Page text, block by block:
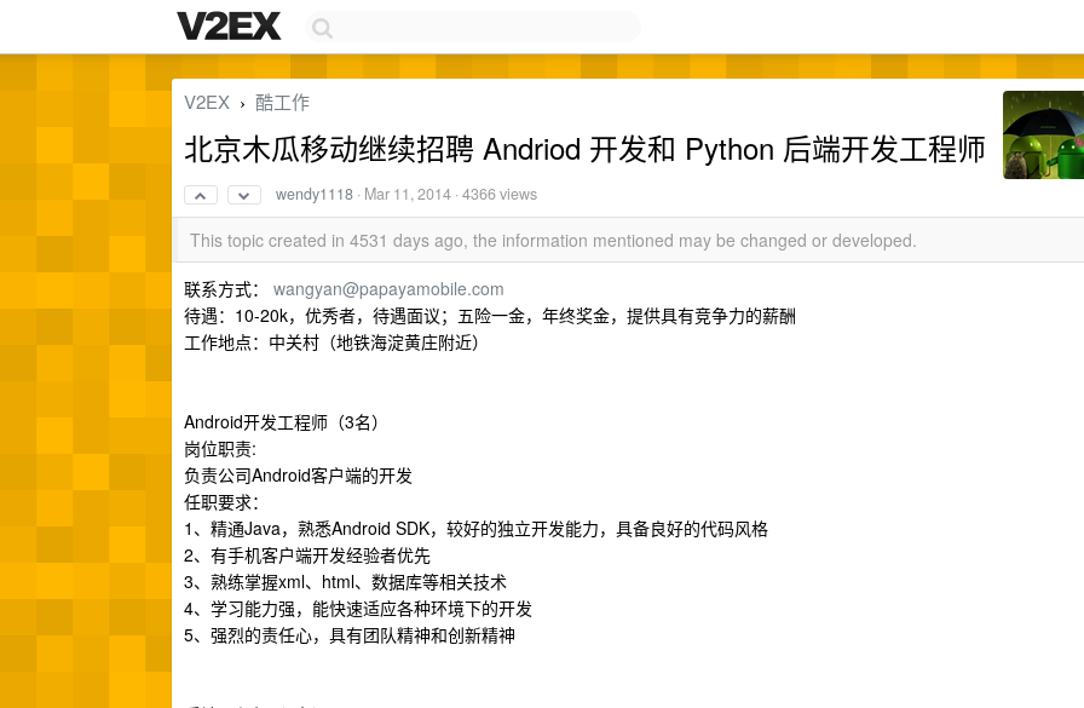
V2EX › 酷工作
北京木瓜移动继续招聘 Andriod 开发和 Python 后端开发工程师
wendy1118 · Mar 11, 2014 · 4366 views
This topic created in 4531 days ago, the information mentioned may be changed or developed.
联系方式： wangyan@papayamobile.com
待遇：10-20k，优秀者，待遇面议；五险一金，年终奖金，提供具有竞争力的薪酬
工作地点：中关村（地铁海淀黄庄附近）
Android开发工程师（3名）
岗位职责:
负责公司Android客户端的开发
任职要求：
1、精通Java，熟悉Android SDK，较好的独立开发能力，具备良好的代码风格
2、有手机客户端开发经验者优先
3、熟练掌握xml、html、数据库等相关技术
4、学习能力强，能快速适应各种环境下的开发
5、强烈的责任心，具有团队精神和创新精神